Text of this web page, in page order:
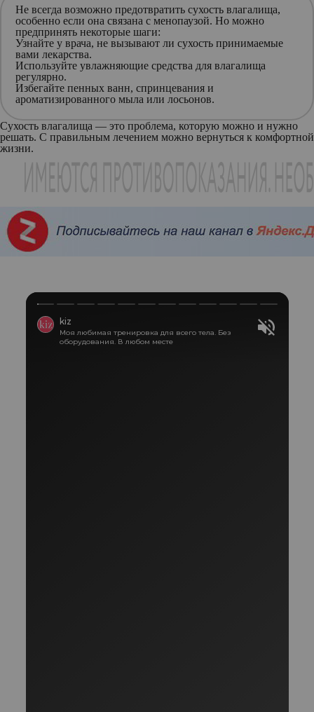
Не всегда возможно предотвратить сухость влагалища,
особенно если она связана с менопаузой. Но можно
предпринять некоторые шаги:
Узнайте у врача, не вызывают ли сухость принимаемые
вами лекарства.
Используйте увлажняющие средства для влагалища
регулярно.
Избегайте пенных ванн, спринцевания и
ароматизированного мыла или лосьонов.
Сухость влагалища — это проблема, которую можно и нужно
решать. С правильным лечением можно вернуться к комфортной
жизни.